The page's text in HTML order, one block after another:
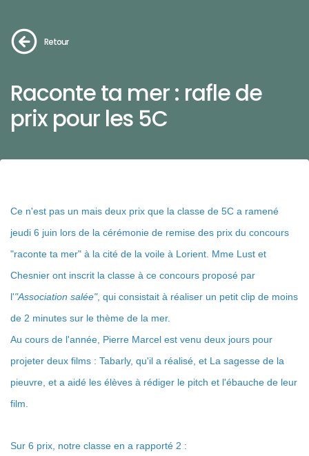
Retour
Raconte ta mer : rafle de
prix pour les 5C
Ce n'est pas un mais deux prix que la classe de 5C a ramené
jeudi 6 juin lors de la cérémonie de remise des prix du concours
"raconte ta mer" à la cité de la voile à Lorient. Mme Lust et
Chesnier ont inscrit la classe à ce concours proposé par
l'"Association salée", qui consistait à réaliser un petit clip de moins
de 2 minutes sur le thème de la mer.
Au cours de l'année, Pierre Marcel est venu deux jours pour
projeter deux films : Tabarly, qu'il a réalisé, et La sagesse de la
pieuvre, et a aidé les élèves à rédiger le pitch et l'ébauche de leur
film.
Sur 6 prix, notre classe en a rapporté 2 :